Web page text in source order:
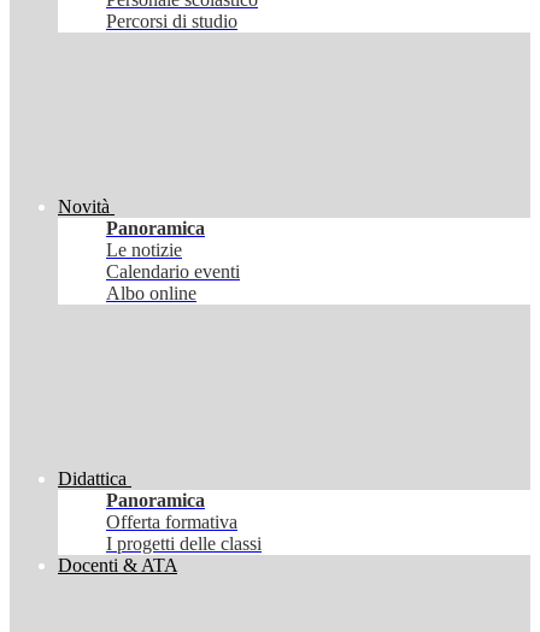
Percorsi di studio
Novità
Panoramica
Le notizie
Calendario eventi
Albo online
Didattica
Panoramica
Offerta formativa
I progetti delle classi
Docenti & ATA